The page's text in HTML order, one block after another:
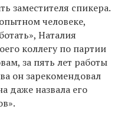
заместителя спикера.
человеке,
Наталия
коллегу по партии
за пять лет работы
он зарекомендовал
даже назвала его